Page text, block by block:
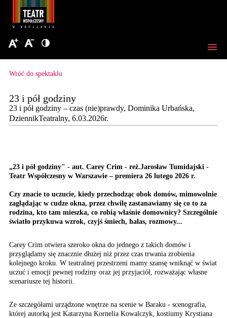
Wróć do spektaklu
23 i pół godziny
23 i pół godziny – czas (nie)prawdy, Dominika Urbańska,
DziennikTeatralny, 6.03.2026r.
„23 i pół godziny" - aut. Carey Crim - reż.Jarosław Tumidajski -
Teatr Współczesny w Warszawie – premiera 26 lutego 2026 r.
Czy znacie to uczucie, kiedy przechodząc obok domów, mimowolnie
zaglądając w cudze okna, przez chwilę zastanawiamy się co to za
rodzina, kto tam mieszka, co robią właśnie domownicy? Szczególnie
światło przykuwa wzrok, czyjś śmiech, hałas, rozmowy...
Carey Crim otwiera szeroko okna do jednego z takich domów i
przyglądamy się znacznie dłużej niż przez czas trwania zrobienia
kolejnego kroku. W teatralnej przestrzeni mamy szansę wniknąć w świat
uczuć i emocji pewnej rodziny oraz jej przyjaciół, rozważając własne
scenariusze tej historii.
Ze szczegółami urządzone wnętrze na scenie w Baraku - scenografia,
której autorką jest Katarzyna Kornelia Kowalczyk, kostiumy Krystiana